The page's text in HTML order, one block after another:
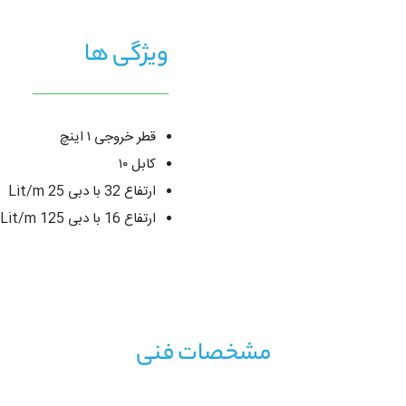
ویژگی ها
قطر خروجی ۱ اینچ
کابل ۱۰
ارتفاع 32 با دبی 25 Lit/m
ارتفاع 16 با دبی 125 Lit/m
مشخصات فنی